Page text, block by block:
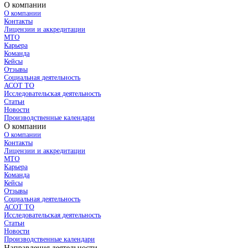
О компании
О компании
Контакты
Лицензии и аккредитации
МТО
Карьера
Команда
Кейсы
Отзывы
Социальная деятельность
АСОТ ТО
Исследовательская деятельность
Статьи
Новости
Производственные календари
О компании
О компании
Контакты
Лицензии и аккредитации
МТО
Карьера
Команда
Кейсы
Отзывы
Социальная деятельность
АСОТ ТО
Исследовательская деятельность
Статьи
Новости
Производственные календари